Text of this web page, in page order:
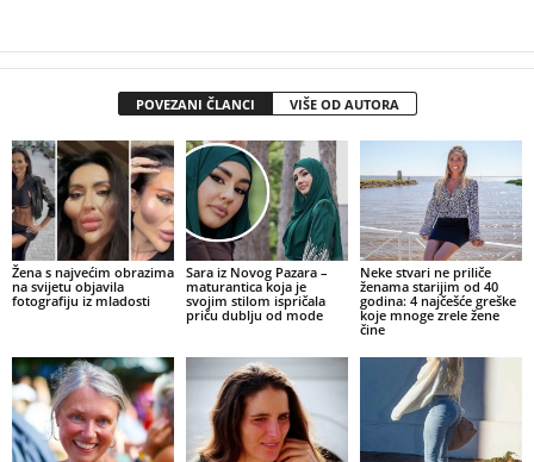
POVEZANI ČLANCI VIŠE OD AUTORA
Žena s najvećim obrazima
na svijetu objavila
fotografiju iz mladosti
Sara iz Novog Pazara –
maturantica koja je
svojim stilom ispričala
priču dublju od mode
Neke stvari ne priliče
ženama starijim od 40
godina: 4 najčešće greške
koje mnoge zrele žene
čine